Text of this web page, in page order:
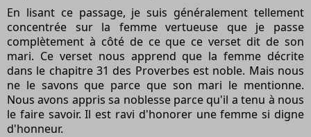
En lisant ce passage, je suis généralement tellement
concentrée sur la femme vertueuse que je passe
complètement à côté de ce que ce verset dit de son
mari. Ce verset nous apprend que la femme décrite
dans le chapitre 31 des Proverbes est noble. Mais nous
ne le savons que parce que son mari le mentionne.
Nous avons appris sa noblesse parce qu'il a tenu à nous
le faire savoir. Il est ravi d'honorer une femme si digne
d'honneur.